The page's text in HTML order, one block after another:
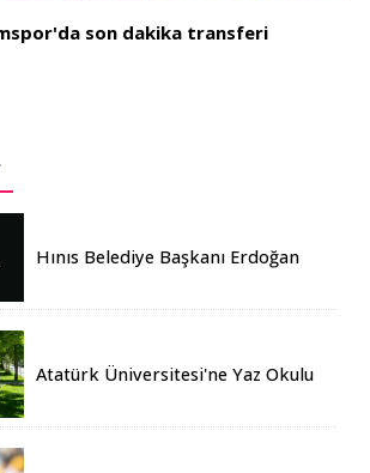
son dakika transferi
Hınıs Belediye Başkanı Erdoğan
Atatürk Üniversitesi'ne Yaz Okulu